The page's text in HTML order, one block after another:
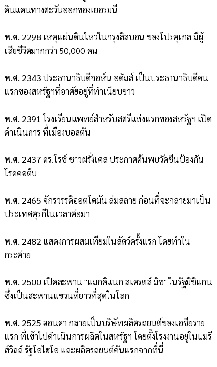
ดินแดนทางตะวันออกของเยอรมนี
พ.ศ. 2298เหตุแผ่นดินไหวในกรุงลิสบอน ของโปรตุเกส มีผู้
เสียชีวิตมากกว่า 50,000 คน
พ.ศ. 2343 ประธานาธิบดีจอห์น อดัมส์ เป็นประธานาธิบดีคน
แรกของสหรัฐฯที่อาศัยอยู่ที่ทำเนียบขาว
พ.ศ. 2391 โรงเรียนแพทย์สำหรับสตรีแห่งแรกของสหรัฐฯ เปิด
ดำเนินการ ที่เมืองบอสตัน
พ.ศ. 2437 ดร.โรซ์ ชาวฝรั่งเศส ประกาศค้นพบวัคซีนป้องกัน
โรคคอตีบ
พ.ศ. 2465 จักรวรรดิออตโตมัน ล่มสลาย ก่อนที่จะกลายมาเป็น
ประเทศตุรกีในเวลาต่อมา
พ.ศ. 2482 แสดงการผสมเทียมในสัตว์ครั้งแรก โดยทำใน
กระต่าย
พ.ศ. 2500เปิดสะพาน "แมกคิแนก สเตรตส์ มิช" ในรัฐมิชิแกน
ซึ่งเป็นสะพานแขวนที่ยาวที่สุดในโลก
พ.ศ. 2525 ฮอนดา กลายเป็นบริษัทผลิตรถยนต์ของเอชียราย
แรก ที่เข้าไปดำเนินการผลิตในสหรัฐฯ โดยตั้งโรงงานอยู่ในแมรี
ส์วิลล์ รัฐโอไฮโอ และผลิตรถยนต์คันแรกจากที่นี่